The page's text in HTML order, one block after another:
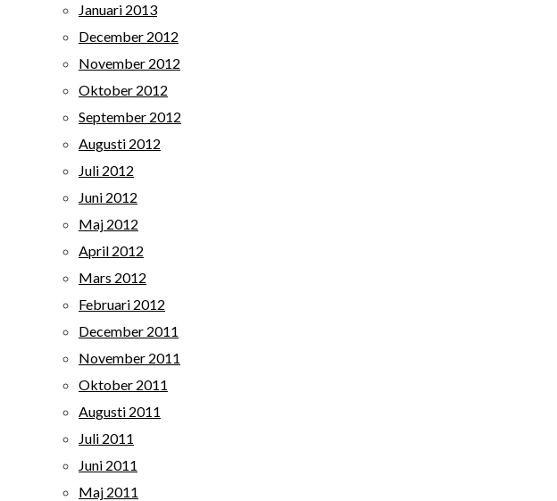
Januari 2013
December 2012
November 2012
Oktober 2012
September 2012
Augusti 2012
Juli 2012
Juni 2012
Maj 2012
April 2012
Mars 2012
Februari 2012
December 2011
November 2011
Oktober 2011
Augusti 2011
Juli 2011
Juni 2011
Maj 2011